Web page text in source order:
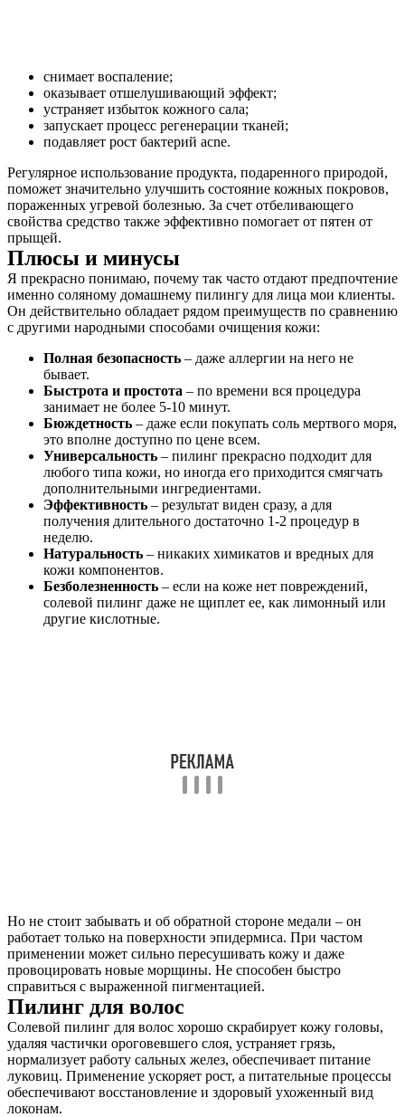
снимает воспаление;
оказывает отшелушивающий эффект;
устраняет избыток кожного сала;
запускает процесс регенерации тканей;
подавляет рост бактерий acne.
Регулярное использование продукта, подаренного природой,
поможет значительно улучшить состояние кожных покровов,
пораженных угревой болезнью. За счет отбеливающего
свойства средство также эффективно помогает от пятен от
прыщей.
Плюсы и минусы
Я прекрасно понимаю, почему так часто отдают предпочтение
именно соляному домашнему пилингу для лица мои клиенты.
Он действительно обладает рядом преимуществ по сравнению
с другими народными способами очищения кожи:
Полная безопасность – даже аллергии на него не
бывает.
Быстрота и простота – по времени вся процедура
занимает не более 5-10 минут.
Бюждетность – даже если покупать соль мертвого моря,
это вполне доступно по цене всем.
Универсальность – пилинг прекрасно подходит для
любого типа кожи, но иногда его приходится смягчать
дополнительными ингредиентами.
Эффективность – результат виден сразу, а для
получения длительного достаточно 1-2 процедур в
неделю.
Натуральность – никаких химикатов и вредных для
кожи компонентов.
Безболезненность – если на коже нет повреждений,
солевой пилинг даже не щиплет ее, как лимонный или
другие кислотные.
Но не стоит забывать и об обратной стороне медали – он
работает только на поверхности эпидермиса. При частом
применении может сильно пересушивать кожу и даже
провоцировать новые морщины. Не способен быстро
справиться с выраженной пигментацией.
Пилинг для волос
Солевой пилинг для волос хорошо скрабирует кожу головы,
удаляя частички ороговевшего слоя, устраняет грязь,
нормализует работу сальных желез, обеспечивает питание
луковиц. Применение ускоряет рост, а питательные процессы
обеспечивают восстановление и здоровый ухоженный вид
локонам.